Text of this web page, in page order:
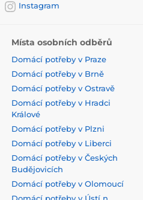
Instagram
Místa osobních odběrů
Domácí potřeby v Praze
Domácí potřeby v Brně
Domácí potřeby v Ostravě
Domácí potřeby v Hradci
Králové
Domácí potřeby v Plzni
Domácí potřeby v Liberci
Domácí potřeby v Českých
Budějovicích
Domácí potřeby v Olomoucí
Domácí potřeby v Ústí n.